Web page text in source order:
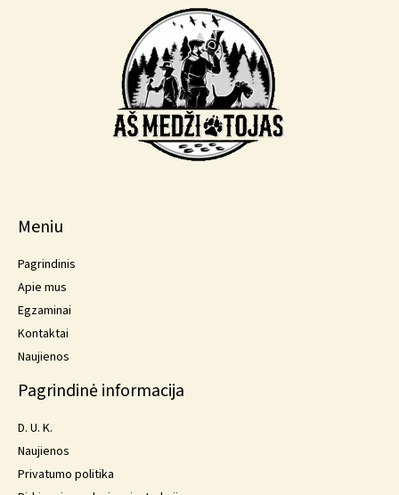
Meniu
Pagrindinis
Apie mus
Egzaminai
Kontaktai
Naujienos
Pagrindinė informacija
D. U. K.
Naujienos
Privatumo politika